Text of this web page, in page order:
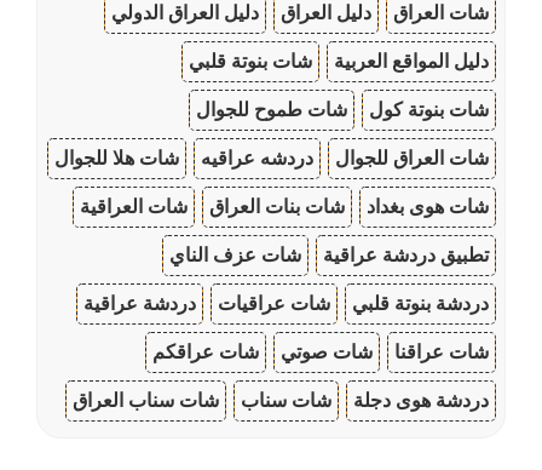
شات العراق دليل العراق دليل العراق الدولي
دليل المواقع العربية شات بنوتة قلبي
شات بنوتة كول شات طموح للجوال
شات العراق للجوال دردشه عراقيه شات هلا للجوال
شات هوى بغداد شات بنات العراق شات العراقية
تطبيق دردشة عراقية شات عزف الناي
دردشة بنوتة قلبي شات عراقيات دردشة عراقية
شات عراقنا شات صوتي شات عراقكم
دردشة هوى دجلة شات سناب شات سناب العراق